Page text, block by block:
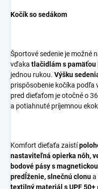
Kočík so sedákom
Športové sedenie je možné
vďaka tlačidlám s pamäťou
jednou rukou. Výšku
prispôsobenie kočíka podľa
pred dieťaťom je otočné o
a potiahnuté príjemnou
Komfort dieťaťa zaistí
nastaviteľná opierka nôh,
bodové pásy s
predĺženie, slnečnú clonua
textilný materiál s UPF 50+